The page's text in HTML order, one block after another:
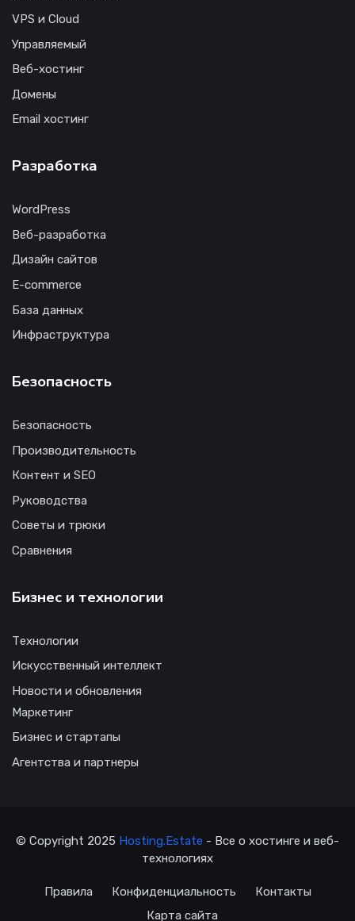
VPS и Cloud
Управляемый
Веб-хостинг
Домены
Email хостинг
Разработка
WordPress
Веб-разработка
Дизайн сайтов
E-commerce
База данных
Инфраструктура
Безопасность
Безопасность
Производительность
Контент и SEO
Руководства
Советы и трюки
Сравнения
Бизнес и технологии
Технологии
Искусственный интеллект
Новости и обновления
Маркетинг
Бизнес и стартапы
Агентства и партнеры
© Copyright 2025 Hosting.Estate - Все о хостинге и веб-
технологиях
Правила Конфиденциальность
Контакты
Карта сайта